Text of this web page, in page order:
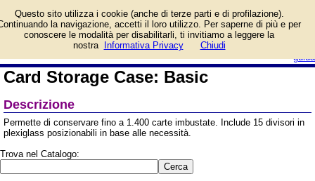
guida
Storage Case: Basic e
prezzo di vendita.
Prodotto da e-Raptor
Card Storage Case: Basic
Descrizione
Permette di conservare fino a 1.400 carte imbustate. Include 15 divisori in
plexiglass posizionabili in base alle necessità.
Trova nel Catalogo:
Questo sito utilizza i cookie (anche di terze parti e di profilazione).
la navigazione, accetti il loro utilizzo. Per saperne di più e per
conoscere le modalità per disabilitarli, ti invitiamo a leggere la
nostra
Informativa Privacy Chiudi